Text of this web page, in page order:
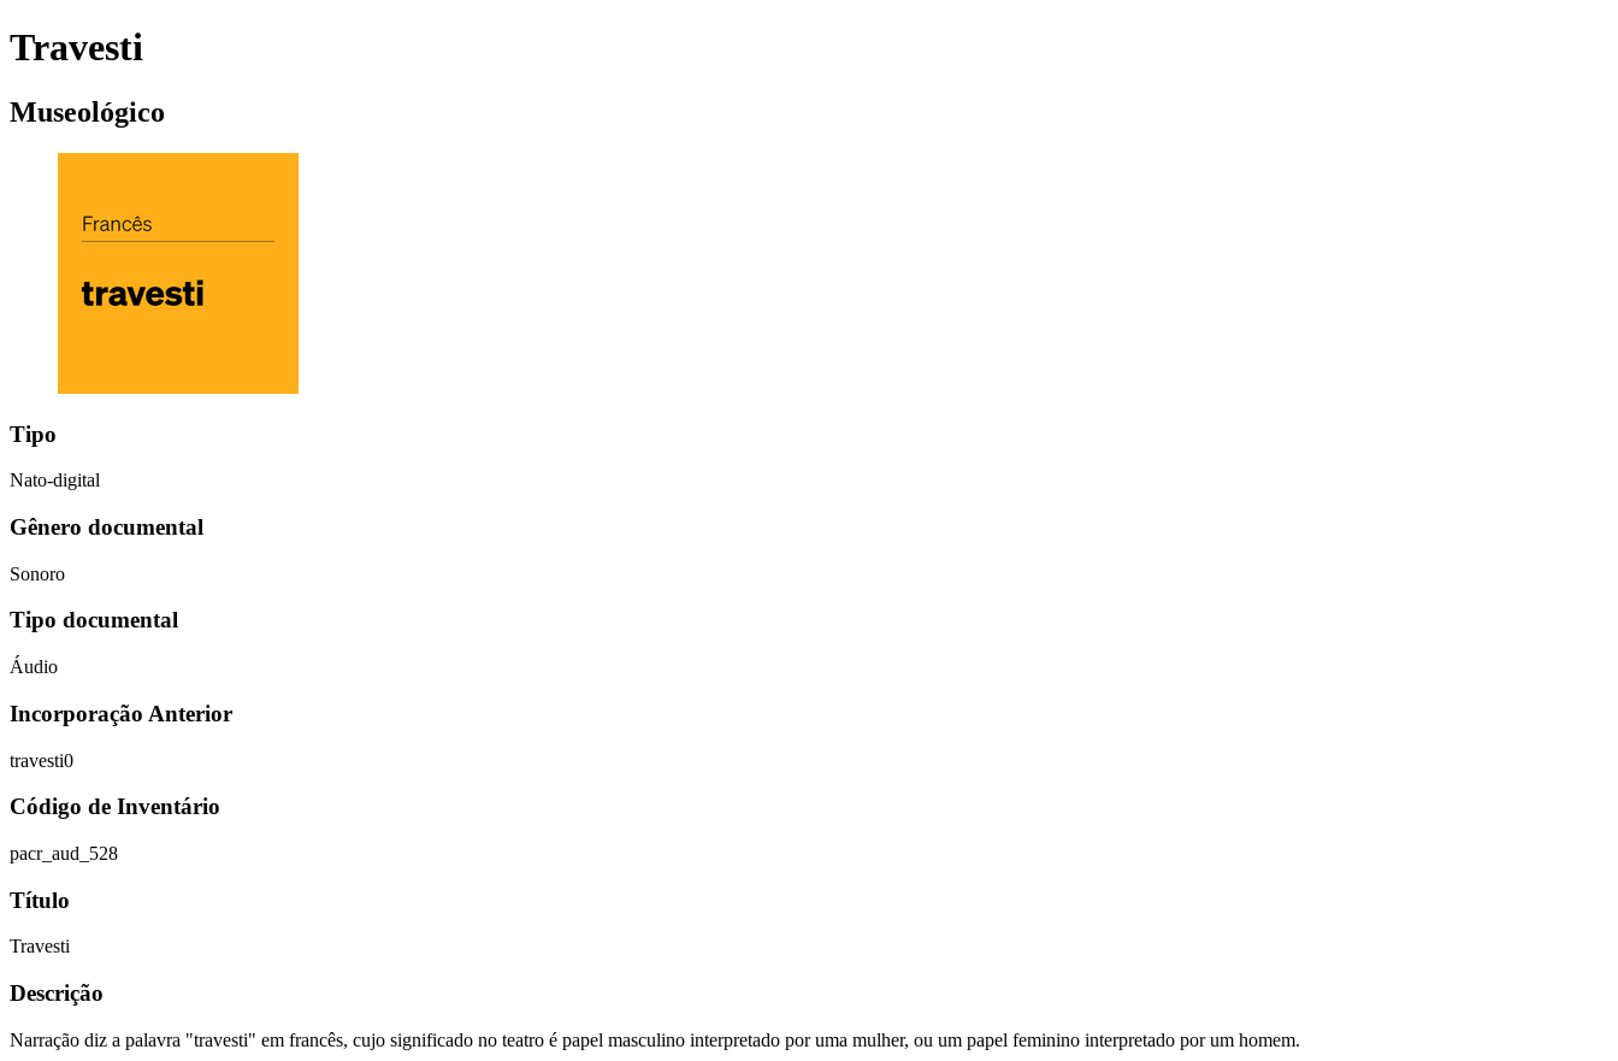
Travesti
Museológico
Tipo
Nato-digital
Gênero documental
Sonoro
Tipo documental
Áudio
Incorporação Anterior
travesti0
Código de Inventário
pacr_aud_528
Título
Travesti
Descrição
Narração diz a palavra "travesti" em francês, cujo significado no teatro é papel masculino interpretado por uma mulher, ou um papel feminino interpretado por um homem.